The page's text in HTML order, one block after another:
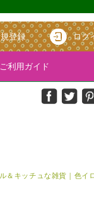
登録 ログ
利用ガイド
＆キッチュな雑貨｜色イ